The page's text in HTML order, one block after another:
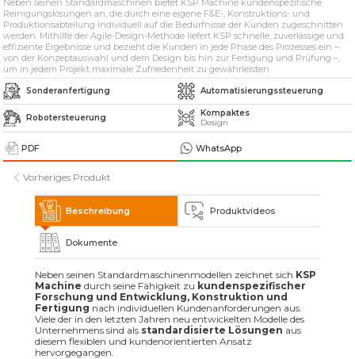
» Lösungsmittelbasierte industrielle
Teilewaschmaschinen
» Industrielle Sandstrahlmaschinen
» Weitere Maschinen und Ausrüstungen
Alle Rechte vorbehalten. Sämtliche auf dieser Website verwendeten Inhalte und
visuellen Elemente
gehören der KSP Machine, und eine unbefugte Nutzung kann rechtliche Schritte
nach sich ziehen.
Neben seinen Standardmaschinen bietet KSP Machine kundenspezifische
Reinigungslösungen an, die durch eine eigene F&E-, Konstruktions- und
Produktionsabteilung individuell auf die Bedürfnisse der Kunden zugeschnitten
werden. Mithilfe der Agile-Design-Methode liefert KSP schnelle, zuverlässige und
effiziente Ergebnisse und bezieht die Kunden in jede Phase des Prozesses ein –
von der Konzeptauswahl und dem Design bis hin zur Fertigung und Prüfung –,
um in jedem Projekt maximale Zufriedenheit zu gewährleisten.
Sonderanfertigung Automatisierungssteuerung
Robotersteuerung
Kompaktes
Design
PDF WhatsApp
Vorheriges Produkt
Beschreibung Produktvideos
Dokumente
Neben seinen Standardmaschinenmodellen zeichnet sich KSP
Machine durch seine Fähigkeit zu kundenspezifischer
Forschung und Entwicklung, Konstruktion und
Fertigung nach individuellen Kundenanforderungen aus.
Viele der in den letzten Jahren neu entwickelten Modelle des
Unternehmens sind als standardisierte Lösungen aus
diesem flexiblen und kundenorientierten Ansatz
hervorgegangen.